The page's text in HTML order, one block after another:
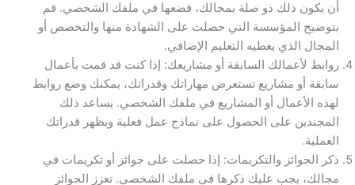
أن يكون ذلك ذو صلة بمجالك، فضعها في ملفك الشخصي. قم
بتوضيح المؤسسة التي حصلت على الشهادة منها والتخصص أو
المجال الذي يغطيه التعليم الإضافي.
روابط لأعمالك السابقة أو مشاريعك: إذا كنت قد قمت بأعمال
سابقة أو مشاريع تستعرض مهاراتك وقدراتك، يمكنك وضع روابط
لهذه الأعمال أو المشاريع في ملفك الشخصي. يساعد ذلك
المجندين على الحصول على نماذج عمل فعلية ويظهر قدراتك
العملية.
ذكر الجوائز والتكريمات: إذا حصلت على جوائز أو تكريمات في
مجالك، يجب عليك ذكرها في ملفك الشخصي. تعزز الجوائز